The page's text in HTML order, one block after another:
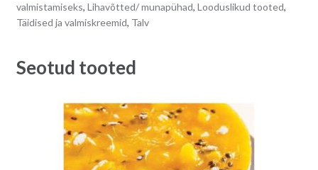
:
valmistamiseks, Lihavõtted/ munapühad, Looduslikud tooted,
Täidised ja valmiskreemid, Talv
Seotud tooted